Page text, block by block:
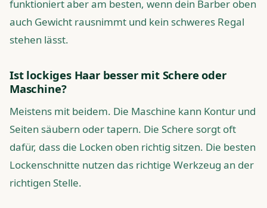
funktioniert aber am besten, wenn dein Barber oben
auch Gewicht rausnimmt und kein schweres Regal
stehen lässt.
Ist lockiges Haar besser mit Schere oder
Maschine?
Meistens mit beidem. Die Maschine kann Kontur und
Seiten säubern oder tapern. Die Schere sorgt oft
dafür, dass die Locken oben richtig sitzen. Die besten
Lockenschnitte nutzen das richtige Werkzeug an der
richtigen Stelle.